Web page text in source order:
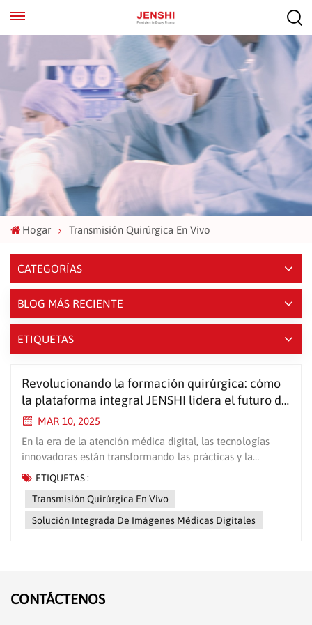
Hogar Transmisión Quirúrgica En Vivo
CATEGORÍAS
BLOG MÁS RECIENTE
ETIQUETAS
Revolucionando la formación quirúrgica: cómo
la plataforma integral JENSHI lidera el futuro de
la educación médica
MAR 10, 2025
En la era de la atención médica digital, las tecnologías
innovadoras están transformando las prácticas y la
educación médica. A la vanguardia de esta transformación
se encuentra Tecnología JENSHI, cuya vanguardia Solución
integrada de imágenes médicas digitales Establece nuevos
estándares para la formación quirúrgica y el intercambio
de conocimientos. Diseñada para la precisión, la eficiencia
1. Transmisión quirúrgica en vivo con aprendizaje
ETIQUETAS :
Transmisión Quirúrgica En Vivo
Solución Integrada De Imágenes Médicas Digitales
CONTÁCTENOS